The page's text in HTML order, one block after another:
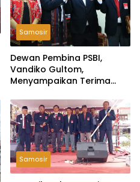
Samosir
Dewan Pembina PSBI,
Vandiko Gultom,
Menyampaikan Terima
kepada Bere
Samosir